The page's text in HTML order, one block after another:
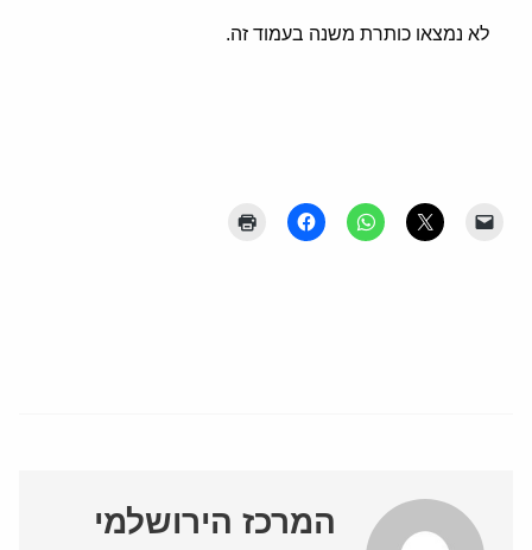
לא נמצאו כותרת משנה בעמוד זה.
המרכז הירושלמי